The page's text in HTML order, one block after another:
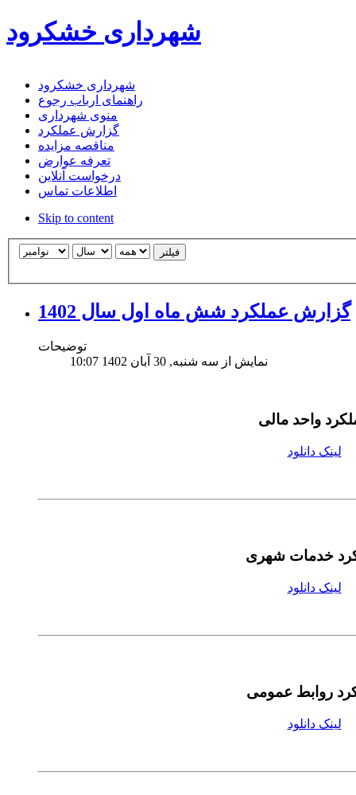
شهرداری خشکرود
شهرداری خشکرود
راهنمای ارباب رجوع
منوی شهرداری
گزارش عملکرد
مناقصه مزایده
تعرفه عوارض
درخواست آنلاین
اطلاعات تماس
Skip to content
فیلتر
گزارش عملکرد شش ماه اول سال 1402
توضیحات
نمایش از سه شنبه, 30 آبان 1402 10:07
واحد مالی
لینک دانلود
خدمات شهری
لینک دانلود
روابط عمومی
لینک دانلود